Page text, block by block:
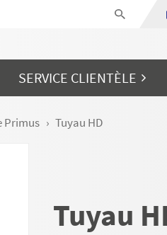
SERVICE CLIENTÈLE
Primus Tuyau HD
Tuyau